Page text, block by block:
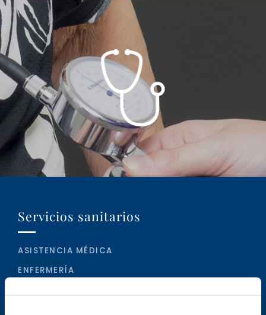
Servicios sanitarios
ASISTENCIA MÉDICA
ENFERMERÍA